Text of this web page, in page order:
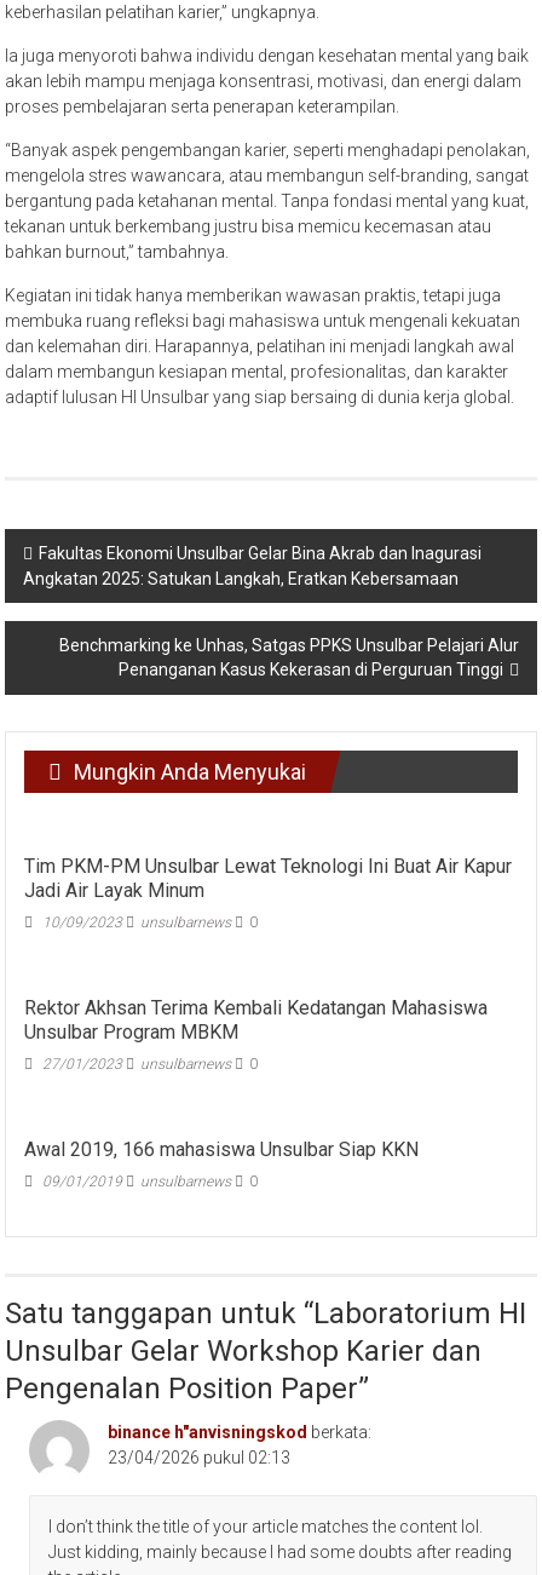
keberhasilan pelatihan karier,” ungkapnya.
Ia juga menyoroti bahwa individu dengan kesehatan mental yang baik
akan lebih mampu menjaga konsentrasi, motivasi, dan energi dalam
proses pembelajaran serta penerapan keterampilan.
“Banyak aspek pengembangan karier, seperti menghadapi penolakan,
mengelola stres wawancara, atau membangun self-branding, sangat
bergantung pada ketahanan mental. Tanpa fondasi mental yang kuat,
tekanan untuk berkembang justru bisa memicu kecemasan atau
bahkan burnout,” tambahnya.
Kegiatan ini tidak hanya memberikan wawasan praktis, tetapi juga
membuka ruang refleksi bagi mahasiswa untuk mengenali kekuatan
dan kelemahan diri. Harapannya, pelatihan ini menjadi langkah awal
dalam membangun kesiapan mental, profesionalitas, dan karakter
adaptif lulusan HI Unsulbar yang siap bersaing di dunia kerja global.
Navigasi
pos
Fakultas Ekonomi Unsulbar Gelar Bina Akrab dan Inagurasi
Angkatan 2025: Satukan Langkah, Eratkan Kebersamaan
Benchmarking ke Unhas, Satgas PPKS Unsulbar Pelajari Alur
Penanganan Kasus Kekerasan di Perguruan Tinggi
Mungkin Anda Menyukai
Tim PKM-PM Unsulbar Lewat Teknologi Ini Buat Air Kapur
Jadi Air Layak Minum
10/09/2023 unsulbarnews 0
Rektor Akhsan Terima Kembali Kedatangan Mahasiswa
Unsulbar Program MBKM
27/01/2023 unsulbarnews 0
Awal 2019, 166 mahasiswa Unsulbar Siap KKN
09/01/2019 unsulbarnews 0
Satu tanggapan untuk “Laboratorium HI
Unsulbar Gelar Workshop Karier dan
Pengenalan Position Paper”
binance h"anvisningskod berkata:
23/04/2026 pukul 02:13
I don’t think the title of your article matches the content lol.
Just kidding, mainly because I had some doubts after reading